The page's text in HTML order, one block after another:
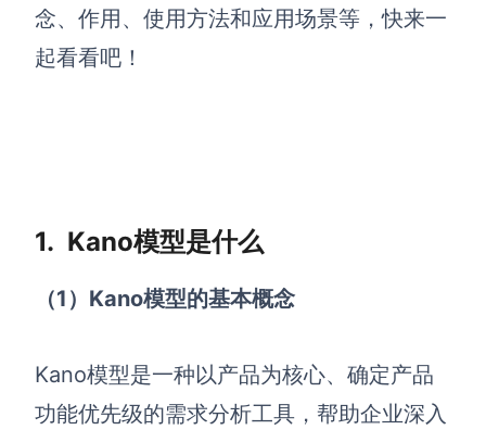
解决方案
高效协作
素材整理
念、作用、使用方法和应用场景等，快来一
起看看吧！
1. Kano模型是什么
（1 ）Kano模型的基本概念
Kano模型是一种以产品为核心、确定产品
功能优先级的需求分析工具，帮助企业深入